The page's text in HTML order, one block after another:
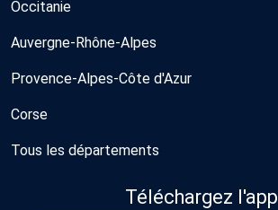
Occitanie
Auvergne-Rhône-Alpes
Provence-Alpes-Côte d'Azur
Corse
Tous les départements
Téléchargez l'app